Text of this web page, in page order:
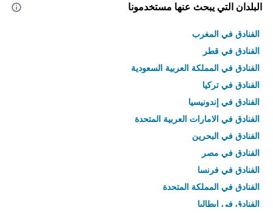
البلدان التي يبحث عنها مستخدمونا
الفنادق في المغرب
الفنادق في قطر
الفنادق في المملكة العربية السعودية
الفنادق في تركيا
الفنادق في إندونيسيا
الفنادق في الامارات العربية المتحدة
الفنادق في البحرين
الفنادق في مصر
الفنادق في فرنسا
الفنادق في المملكة المتحدة
الفنادق في إيطاليا